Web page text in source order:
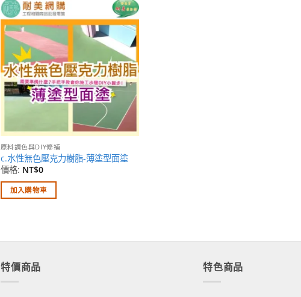
加入
願望
清單
原料調色與DIY修補
c.水性無色壓克力樹脂-薄塗型面塗
價格: NT$0
加入購物車
特價商品 特色商品